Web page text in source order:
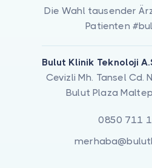
Die Wahl tausender
Patienten
Bulut Klinik Teknoloji
Cevizli Mh. Tansel Cd.
Bulut Plaza
0850 711